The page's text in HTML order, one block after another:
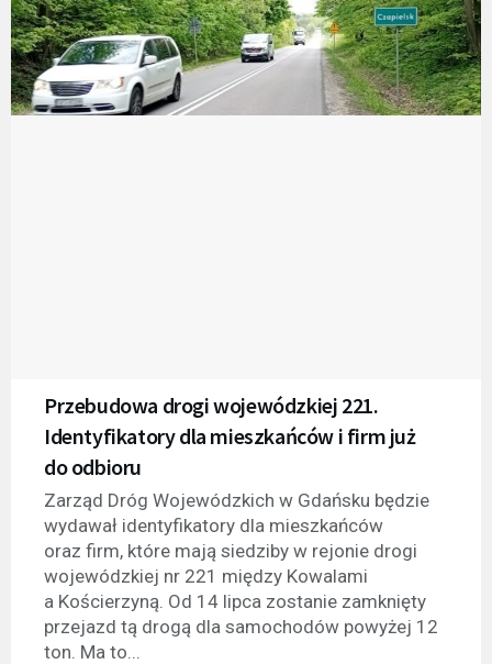
Przebudowa drogi wojewódzkiej 221.
Identyfikatory dla mieszkańców i firm już
do odbioru
Zarząd Dróg Wojewódzkich w Gdańsku będzie
wydawał identyfikatory dla mieszkańców
oraz firm, które mają siedziby w rejonie drogi
wojewódzkiej nr 221 między Kowalami
a Kościerzyną. Od 14 lipca zostanie zamknięty
przejazd tą drogą dla samochodów powyżej 12
ton. Ma to...